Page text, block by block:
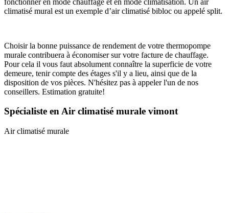
climatisé mural est un exemple d’air climatisé bibloc ou appelé split.
Choisir la bonne puissance de rendement de votre thermopompe
murale contribuera à économiser sur votre facture de chauffage.
Pour cela il vous faut absolument connaître la superficie de votre
demeure, tenir compte des étages s'il y a lieu, ainsi que de la
disposition de vos pièces. N'hésitez pas à appeler l'un de nos
conseillers. Estimation gratuite!
Spécialiste en Air climatisé murale vimont
Air climatisé murale